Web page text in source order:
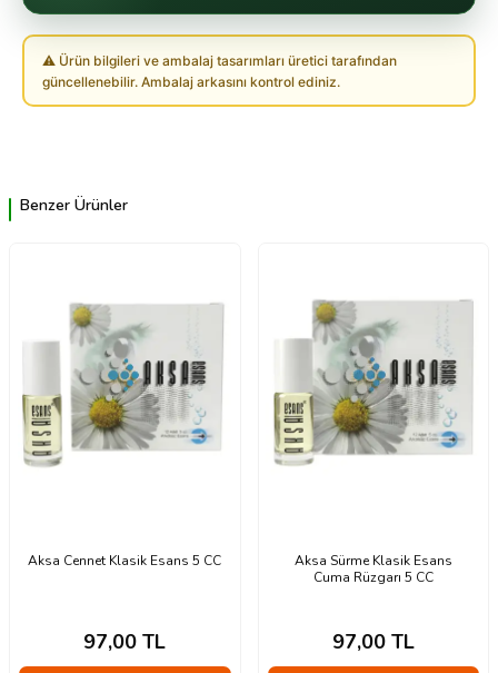
⚠ Ürün bilgileri ve ambalaj tasarımları üretici tarafından
güncellenebilir. Ambalaj arkasını kontrol ediniz.
Benzer Ürünler
Aksa Cennet Klasik Esans 5 CC
97,00 TL
Aksa Sürme Klasik Esans
Cuma Rüzgarı 5 CC
97,00TL